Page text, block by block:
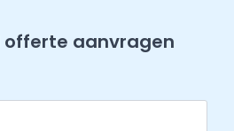
offerte aanvragen